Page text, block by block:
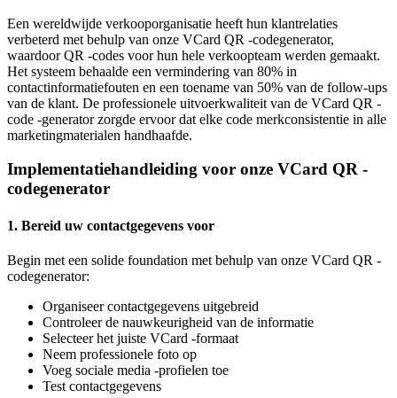
Een wereldwijde verkooporganisatie heeft hun klantrelaties
verbeterd met behulp van onze VCard QR -codegenerator,
waardoor QR -codes voor hun hele verkoopteam werden gemaakt.
Het systeem behaalde een vermindering van 80% in
contactinformatiefouten en een toename van 50% van de follow-ups
van de klant. De professionele uitvoerkwaliteit van de VCard QR -
code -generator zorgde ervoor dat elke code merkconsistentie in alle
marketingmaterialen handhaafde.
Implementatiehandleiding voor onze VCard QR -
codegenerator
1. Bereid uw contactgegevens voor
Begin met een solide foundation met behulp van onze VCard QR -
codegenerator:
Organiseer contactgegevens uitgebreid
Controleer de nauwkeurigheid van de informatie
Selecteer het juiste VCard -formaat
Neem professionele foto op
Voeg sociale media -profielen toe
Test contactgegevens